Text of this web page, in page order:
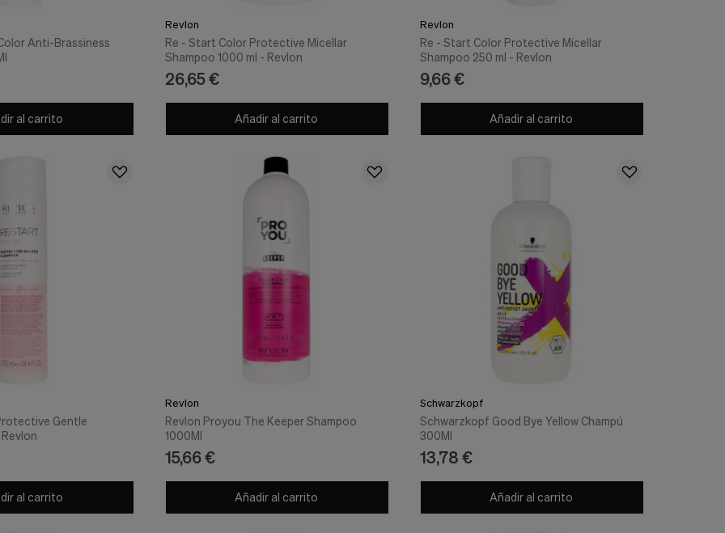
Anti-Brassiness
al carrito
Revlon
Re - Start Color Protective Micellar
Shampoo 1000 ml - Revlon
26,65 €
Añadir al carrito
Revlon
Re - Start Color Protective Micellar
Shampoo 250 ml - Revlon
9,66 €
Añadir al carrito
Gentle
al carrito
Revlon
Revlon Proyou The Keeper Shampoo
1000Ml
15,66 €
Añadir al carrito
Schwarzkopf
Schwarzkopf Good Bye Yellow Champú
300Ml
13,78 €
Añadir al carrito